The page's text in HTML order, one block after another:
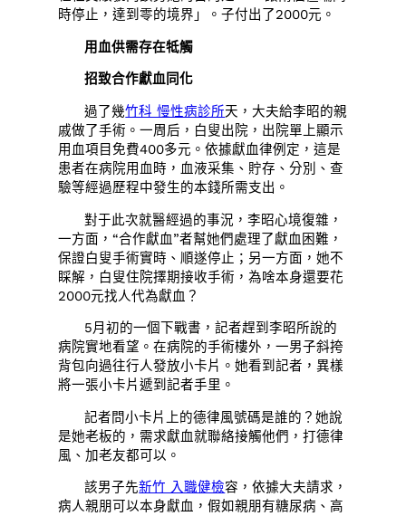
時停止，達到零的境界」。子付出了2000元。
用血供需存在牴觸
招致合作獻血同化
過了幾竹科 慢性病診所天，大夫給李昭的親
戚做了手術。一周后，白叟出院，出院單上顯示
用血項目免費400多元。依據獻血律例定，這是
患者在病院用血時，血液采集、貯存、分別、查
驗等經過歷程中發生的本錢所需支出。
對于此次就醫經過的事況，李昭心境復雜，
一方面，“合作獻血”者幫她們處理了獻血困難，
保證白叟手術實時、順遂停止；另一方面，她不
睬解，白叟住院擇期接收手術，為啥本身還要花
2000元找人代為獻血？
5月初的一個下戰書，記者趕到李昭所說的
病院實地看望。在病院的手術樓外，一男子斜挎
背包向過往行人發放小卡片。她看到記者，異樣
將一張小卡片遞到記者手里。
記者問小卡片上的德律風號碼是誰的？她說
是她老板的，需求獻血就聯絡接觸他們，打德律
風、加老友都可以。
該男子先新竹 入職健檢容，依據大夫請求，
病人親朋可以本身獻血，假如親朋有糖尿病、高